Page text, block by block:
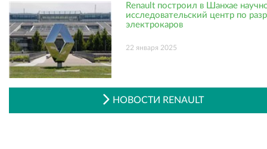
Renault построил в Шанхае
исследовательский центр по
электрокаров
22 января 2025
НОВОСТИ RENAULT